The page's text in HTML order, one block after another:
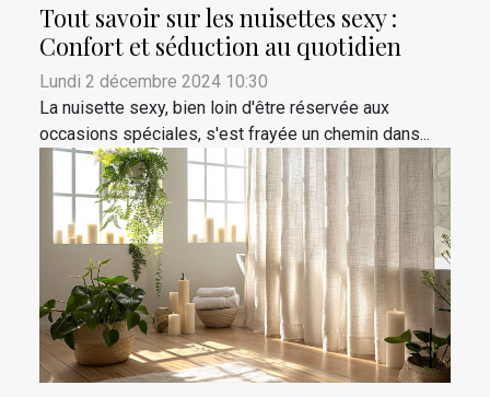
Tout savoir sur les nuisettes sexy :
Confort et séduction au quotidien
Lundi 2 décembre 2024 10:30
La nuisette sexy, bien loin d'être réservée aux
occasions spéciales, s'est frayée un chemin dans...